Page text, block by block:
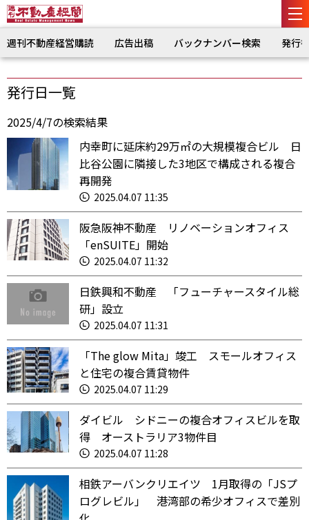
週刊不動産経営購読 広告出稿 バックナンバー検索 発行
発行日一覧
2025/4/7の検索結果
内幸町に延床約29万㎡の大規模複合ビル 日
比谷公園に隣接した3地区で構成される複合
再開発
2025.04.07 11:35
阪急阪神不動産 リノベーションオフィス
「enSUITE」開始
2025.04.07 11:32
日鉄興和不動産 「フューチャースタイル総
研」設立
2025.04.07 11:31
「The glow Mita」竣工 スモールオフィス
と住宅の複合賃貸物件
2025.04.07 11:29
ダイビル シドニーの複合オフィスビルを取
得 オーストラリア3物件目
2025.04.07 11:28
相鉄アーバンクリエイツ 1月取得の「JSプ
ログレビル」 港湾部の希少オフィスで差別